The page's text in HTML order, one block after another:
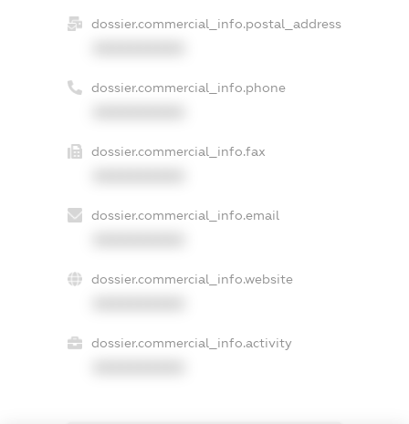
dossier.commercial_info.postal_address
dossier.commercial_info.phone
dossier.commercial_info.fax
dossier.commercial_info.email
dossier.commercial_info.website
dossier.commercial_info.activity